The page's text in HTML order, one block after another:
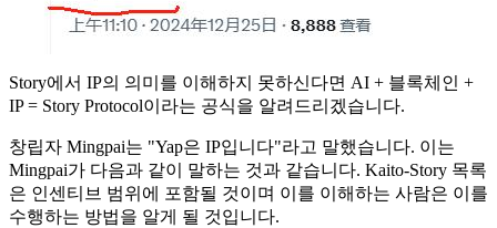
Story에서 IP의 의미를 이해하지 못하신다면 AI + 블록체인 +
IP = Story Protocol이라는 공식을 알려드리겠습니다.
창립자 Mingpai는 "Yap은 IP입니다"라고 말했습니다. 이는
Mingpai가 다음과 같이 말하는 것과 같습니다. Kaito-Story 목록
은 인센티브 범위에 포함될 것이며 이를 이해하는 사람은 이를
수행하는 방법을 알게 될 것입니다.